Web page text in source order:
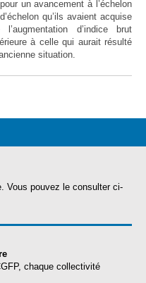
un avancement à l’échelon
qu’ils avaient acquise
d’indice brut
à celle qui aurait résulté
situation.
Vous pouvez le consulter ci-
chaque collectivité